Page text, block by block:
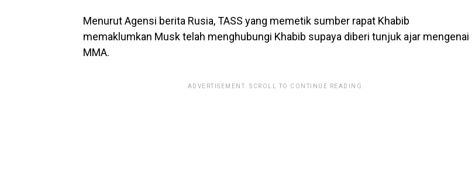
Menurut Agensi berita Rusia, TASS yang memetik sumber rapat Khabib
memaklumkan Musk telah menghubungi Khabib supaya diberi tunjuk ajar mengenai
MMA.
ADVERTISEMENT. SCROLL TO CONTINUE READING.